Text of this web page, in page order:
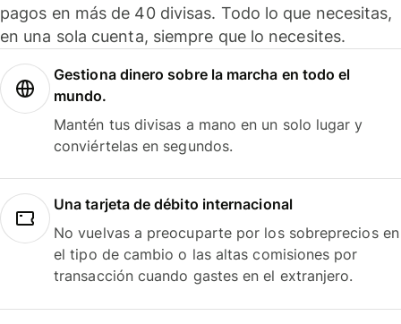
pagos en más de 40 divisas. Todo lo que necesitas,
en una sola cuenta, siempre que lo necesites.
Gestiona dinero sobre la marcha en todo el
mundo.
Mantén tus divisas a mano en un solo lugar y
conviértelas en segundos.
Una tarjeta de débito internacional
No vuelvas a preocuparte por los sobreprecios en
el tipo de cambio o las altas comisiones por
transacción cuando gastes en el extranjero.